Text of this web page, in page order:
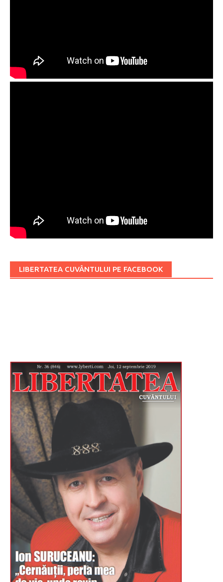
LIBERTATEA CUVÂNTULUI PE FACEBOOK